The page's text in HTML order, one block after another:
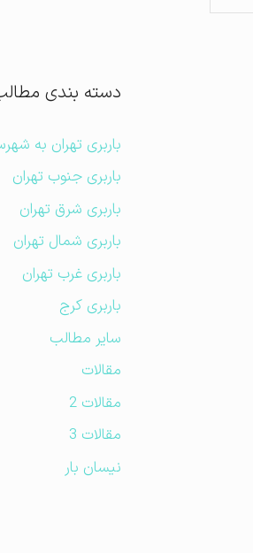
دسته بندی
باربری تهران به
باربری جنوب تهران
باربری شرق تهران
باربری شمال تهران
باربری غرب تهران
باربری کرج
سایر مطالب
مقالات
مقالات 2
مقالات 3
نیسان بار